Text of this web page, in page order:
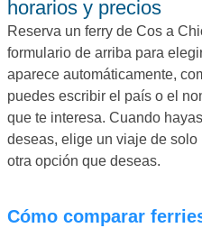
horarios y precios
Reserva un ferry de Cos a
formulario de arriba para
aparece automáticamente,
puedes escribir el país o el
que te interesa. Cuando
deseas, elige un viaje de
otra opción que deseas.
Cómo comparar ferries, precios y horarios